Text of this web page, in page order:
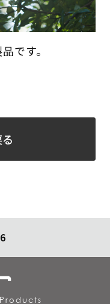
です。